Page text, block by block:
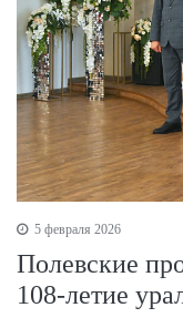
5 февраля 2026
Полевские
108-летие